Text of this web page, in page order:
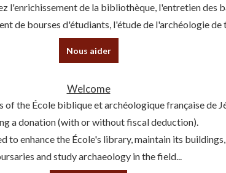
du Ministre de
avec le Directeur de
2024
du 7 octobre 2024, le frère Olivier
a rencontréJean-Noël BARROT, Ministre
l'enrichissement de la bibliothèque, l'entretien des
de bourses d'étudiants, l'étude de l'archéologie de
Nous aider
Welcome
of the École biblique et archéologique française de
a donation (with or without fiscal deduction).
to enhance the École's library, maintain its
and study archaeology in the field...